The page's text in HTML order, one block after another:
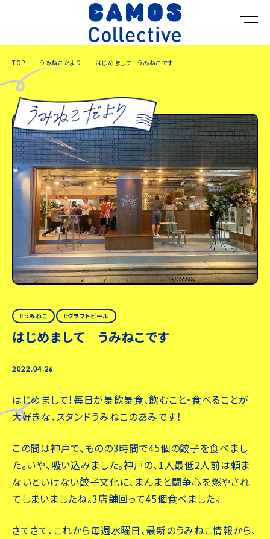
TOP うみねこだより はじめまして うみねこです
うみねこ クラフトビール
はじめまして うみねこです
2022.04.26
はじめまして！毎日が暴飲暴食、飲むこと・食べることが
大好きな、スタンドうみねこのあみです！
この間は神戸で、ものの3時間で45個の餃子を食べまし
た。いや、吸い込みました。神戸の、1人最低2人前は頼ま
ないといけない餃子文化に、まんまと闘争心を燃やされ
てしまいましたね。3店舗回って45個食べました。
さてさて、これから毎週水曜日、最新のうみねこ情報から、